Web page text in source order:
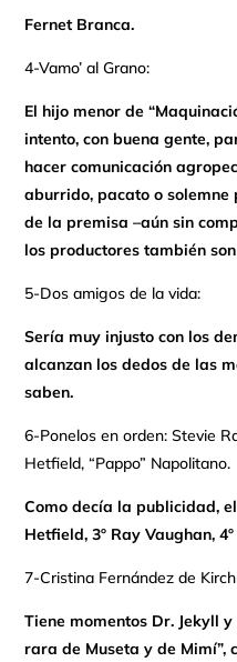
Fernet Branca.
4-Vamo’ al Grano:
El hijo menor de
intento, con buena gente,
hacer comunicación
aburrido, pacato o
de la premisa –aún sin
los productores también
5-Dos amigos de la vida:
Sería muy injusto con los
alcanzan los dedos de las
saben.
6-Ponelos en orden: Stevie
Hetfield, “Pappo” Napolitano.
Como decía la publicidad,
Hetfield, 3º Ray Vaughan,
7-Cristina Fernández de
Tiene momentos Dr. Jekyll
rara de Museta y de Mimí”,